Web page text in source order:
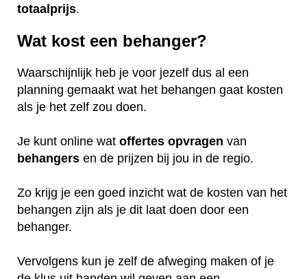
totaalprijs.
Wat kost een behanger?
Waarschijnlijk heb je voor jezelf dus al een
planning gemaakt wat het behangen gaat kosten
als je het zelf zou doen.
Je kunt online wat offertes opvragen van
behangers en de prijzen bij jou in de regio.
Zo krijg je een goed inzicht wat de kosten van het
behangen zijn als je dit laat doen door een
behanger.
Vervolgens kun je zelf de afweging maken of je